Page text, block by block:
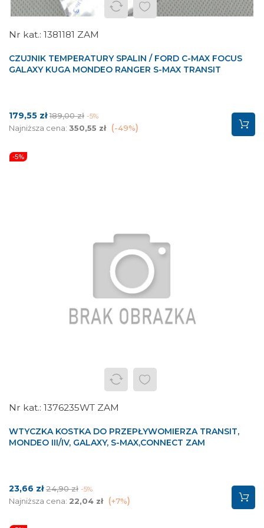
1381181 ZAM
CZUJNIK TEMPERATURY SPALIN / FORD C-MAX FOCUS
GALAXY KUGA MONDEO RANGER S-MAX TRANSIT
Cena
179,55 złCena
podstawowa
189,00 zł -5%
Najniższa cena: 350,55 zł -49%
-5%
1376235WT ZAM
WTYCZKA KOSTKA DO PRZEPŁYWOMIERZA TRANSIT,
MONDEO III/IV, GALAXY, S-MAX,CONNECT ZAM
Cena
23,66 zł Cena
podstawowa
24,90 zł -5%
Najniższa cena: 22,04 zł +7%